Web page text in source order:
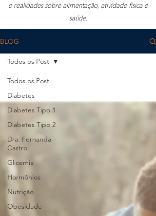
e realidades sobre alimentação, atividade física e
saúde.
BLOG
Todos os Post
Diabetes
Diabetes Tipo 1
Diabetes Tipo 2
Dra. Fernanda
Castro
Glicemia
Hormônios
Nutrição
Obesidade
Todos os Post